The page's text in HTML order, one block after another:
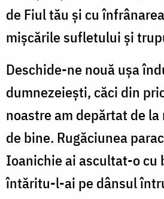
de Fiul tău şi cu
mişcările sufletului şi
Deschide-ne nouă uşa
dumnezeieşti, căci din
noastre am depărtat de
de bine. Rugăciunea
Ioanichie ai ascultat-o cu
întăritu-l-ai pe dânsul